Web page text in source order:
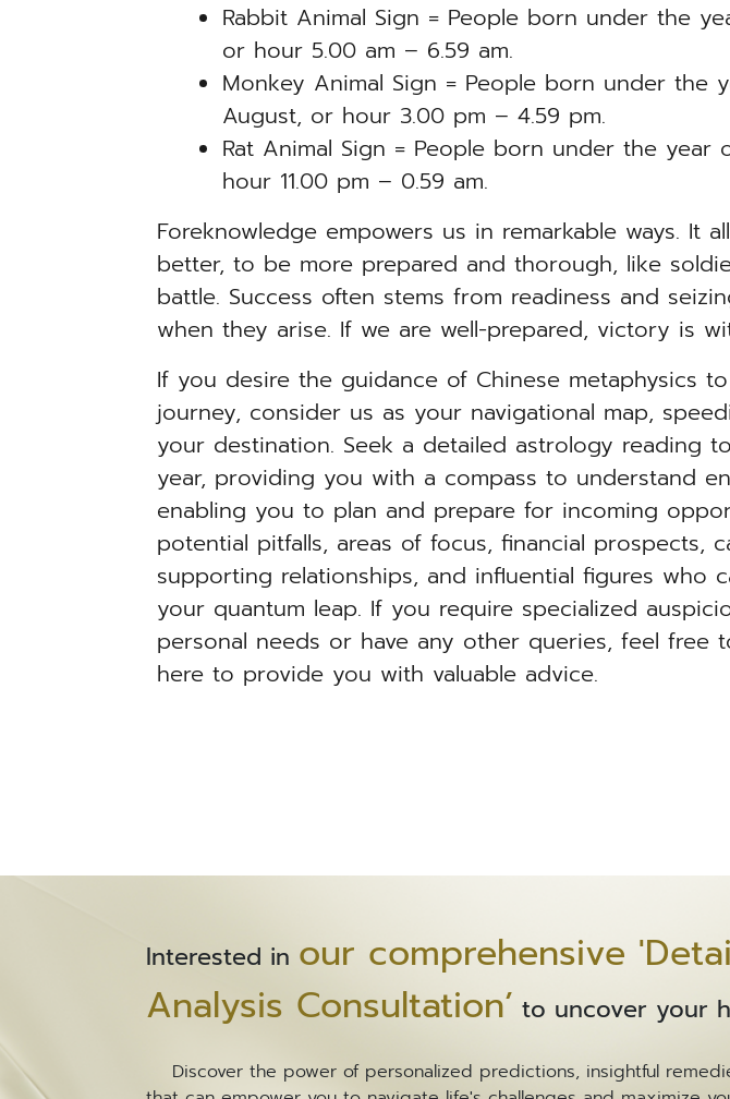
Rabbit Animal Sign = People born under the
or hour 5.00 am – 6.59 am.
Monkey Animal Sign = People born under the
August, or hour 3.00 pm – 4.59 pm.
Rat Animal Sign = People born under the year
hour 11.00 pm – 0.59 am.
Foreknowledge empowers us in remarkable ways. It
better, to be more prepared and thorough, like
battle. Success often stems from readiness and
when they arise. If we are well-prepared, victory is
If you desire the guidance of Chinese metaphysics
journey, consider us as your navigational map,
your destination. Seek a detailed astrology reading
year, providing you with a compass to understand
enabling you to plan and prepare for incoming
potential pitfalls, areas of focus, financial prospects,
supporting relationships, and influential figures who
your quantum leap. If you require specialized
personal needs or have any other queries, feel free
here to provide you with valuable advice.
Interested in our comprehensive
Analysis Consultation’ to uncover your
Discover the power of personalized predictions, insightful